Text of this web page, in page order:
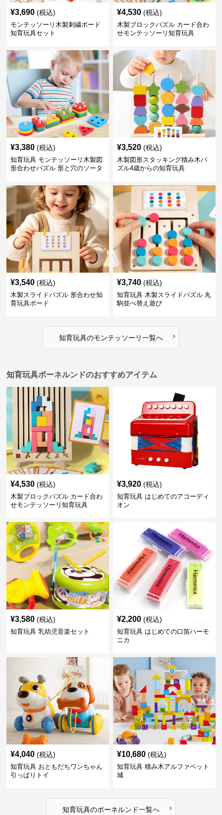
¥3,690 (税込)
モンテッソーリ木製刺繍ボード
知育玩具セット
¥4,530 (税込)
木製ブロックパズル カード合わ
せモンテッソーリ知育玩具
¥3,380 (税込)
知育玩具 モンテッソーリ木製図
形合わせパズル 形と穴のソータ
¥3,520 (税込)
木製図形スタッキング積み木パ
ズル4歳からの知育玩具
¥3,540 (税込)
木製スライドパズル 形合わせ知
育玩具ボード
¥3,740 (税込)
知育玩具 木製スライドパズル 丸
駒並べ替え遊び
知育玩具のモンテッソーリ一覧へ ›
知育玩具ポーネルンドのおすすめアイテム
¥4,530 (税込)
木製ブロックパズル カード合わ
せモンテッソーリ知育玩具
¥3,920 (税込)
知育玩具 はじめてのアコーディ
オン
¥3,580 (税込)
知育玩具 乳幼児音楽セット
¥2,200 (税込)
知育玩具 はじめての口笛ハーモ
ニカ
¥4,040 (税込)
知育玩具 おともだちワンちゃん
引っぱりトイ
¥10,680 (税込)
知育玩具 積み木アルファベット
城
知育玩具のポーネルンド一覧へ ›